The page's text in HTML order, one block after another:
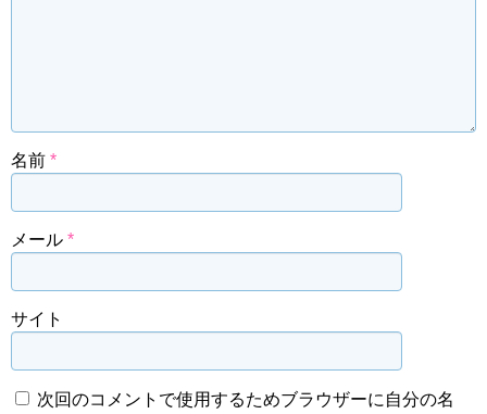
名前 *
メール *
サイト
次回のコメントで使用するためブラウザーに自分の名